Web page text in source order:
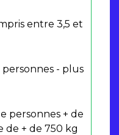
entre 3,5 et
- plus
personnes + de
de + de 750 kg